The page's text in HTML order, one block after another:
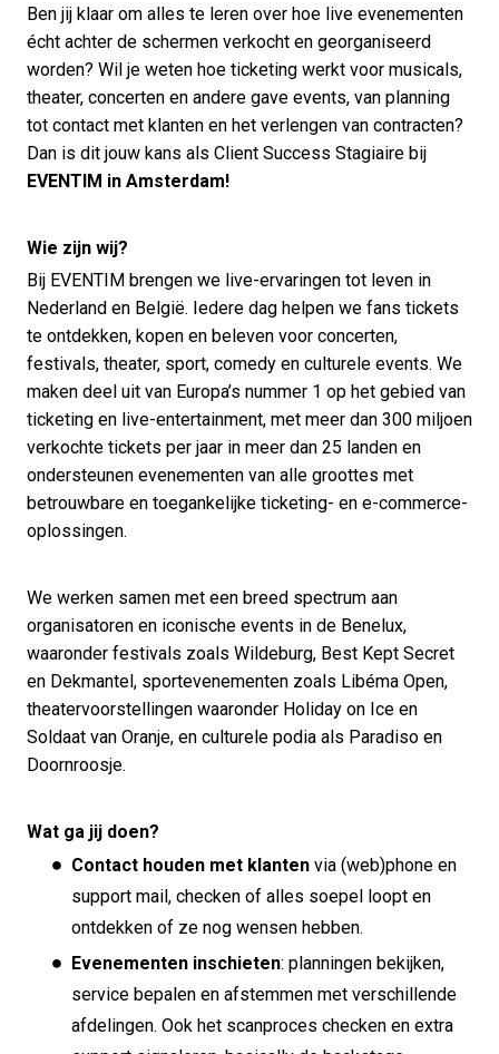
Ben jij klaar om alles te leren over hoe live evenementen
écht achter de schermen verkocht en georganiseerd
worden? Wil je weten hoe ticketing werkt voor musicals,
theater, concerten en andere gave events, van planning
tot contact met klanten en het verlengen van contracten?
Dan is dit jouw kans als Client Success Stagiaire bij
EVENTIM in Amsterdam!
Wie zijn wij?
Bij EVENTIM brengen we live-ervaringen tot leven in
Nederland en België. Iedere dag helpen we fans tickets
te ontdekken, kopen en beleven voor concerten,
festivals, theater, sport, comedy en culturele events. We
maken deel uit van Europa’s nummer 1 op het gebied van
ticketing en live-entertainment, met meer dan 300 miljoen
verkochte tickets per jaar in meer dan 25 landen en
ondersteunen evenementen van alle groottes met
betrouwbare en toegankelijke ticketing- en e-commerce-
oplossingen.
We werken samen met een breed spectrum aan
organisatoren en iconische events in de Benelux,
waaronder festivals zoals Wildeburg, Best Kept Secret
en Dekmantel, sportevenementen zoals Libéma Open,
theatervoorstellingen waaronder Holiday on Ice en
Soldaat van Oranje, en culturele podia als Paradiso en
Doornroosje.
Wat ga jij doen?
Contact houden met klanten via (web)phone en
support mail, checken of alles soepel loopt en
ontdekken of ze nog wensen hebben.
Evenementen inschieten: planningen bekijken,
service bepalen en afstemmen met verschillende
afdelingen. Ook het scanproces checken en extra